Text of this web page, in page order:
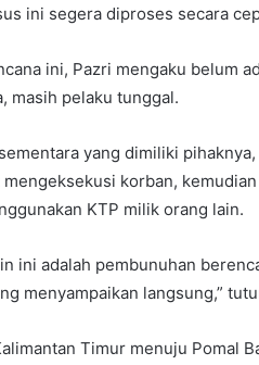
ini segera diproses secara
ini, Pazri mengaku belum
masih pelaku tunggal.
yang dimiliki
korban,
KTP milik orang lain.
ini adalah pembunuhan
menyampaikan langsung,”
Timur menuju Pomal